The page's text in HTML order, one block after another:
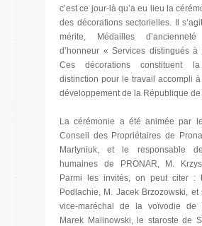
c’est ce jour-là qu’a eu lieu la
des décorations sectorielles. Il
mérite, Médailles
d’honneur « Services distingués à
Ces décorations constituent
distinction pour le travail accompli
développement de la République de
La cérémonie a été animée par
Conseil des Propriétaires de
Martyniuk, et le responsable
humaines de PRONAR, M.
Parmi les invités, on peut citer :
Podlachie, M. Jacek Brzozowski,
vice-maréchal de la voïvodie de
Marek Malinowski, le staroste de